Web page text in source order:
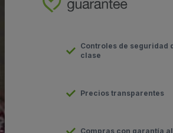
Controles de seguridad
clase
Precios transparentes
Compras con garantía